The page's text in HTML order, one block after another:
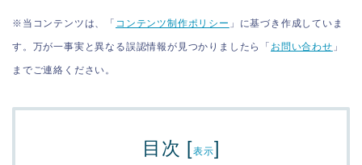
※当コンテンツは、「 コンテンツ制作ポリシー 」に基づき作成していま
す。万が一事実と異なる誤認情報が見つかりましたら「 お問い合わせ 」
までご連絡ください。
目次 [表示]